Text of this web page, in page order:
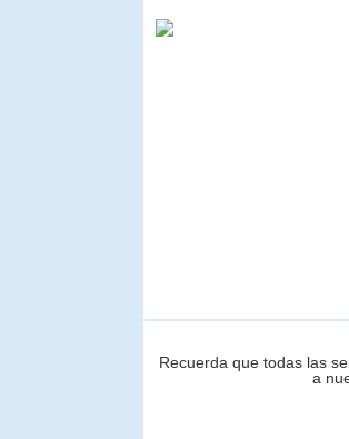
Recuerda que todas las
a